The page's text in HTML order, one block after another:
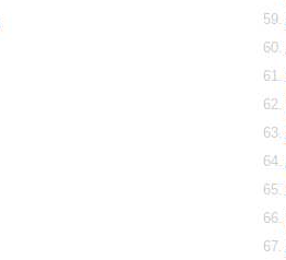
59.
60.
61.
62.
63.
64.
65.
66.
67.